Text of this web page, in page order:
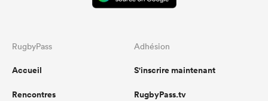
RugbyPass
Accueil
Rencontres
Adhésion
S'inscrire maintenant
RugbyPass.tv